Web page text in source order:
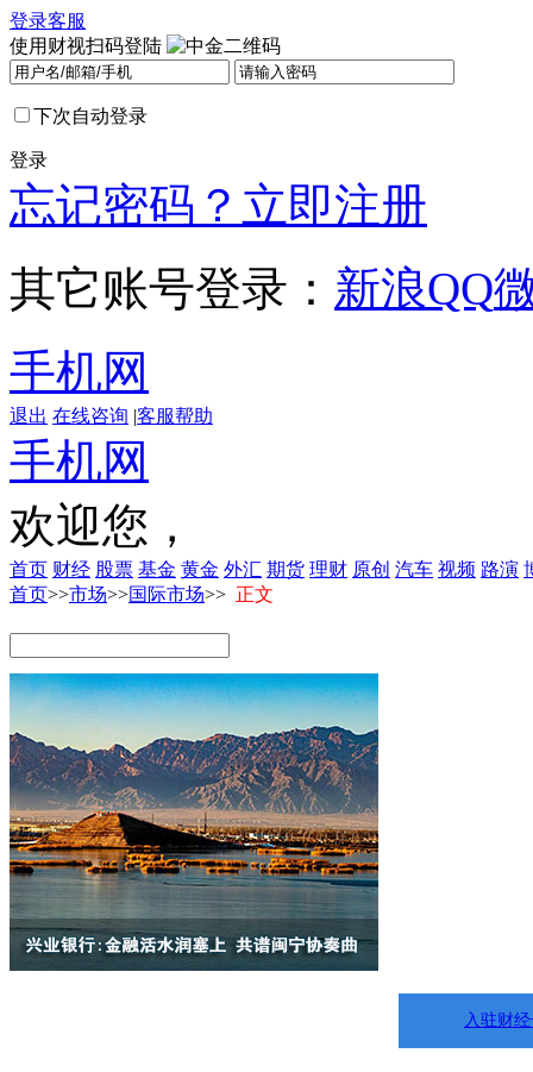
登录客服
使用财视扫码登陆
下次自动登录
登录
忘记密码？ 立即注册
其它账号登录： 新浪QQ
手机网
退出 在线咨询 |客服帮助
手机网
欢迎您，
首页 财经 股票 基金 黄金 外汇 期货 理财 原创 汽车 视频 路演
首页>>市场>>国际市场>> 正文
入驻财